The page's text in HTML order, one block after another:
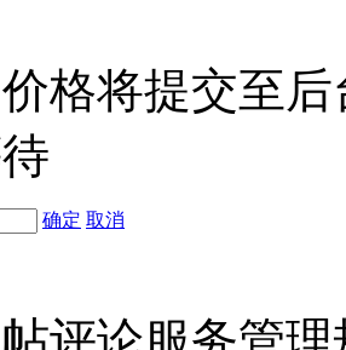
格将提交至
确定 取消
评论服务管理